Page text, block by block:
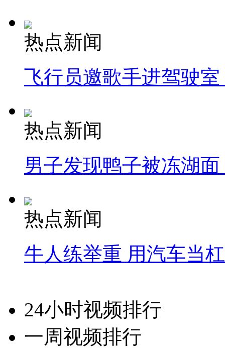
热点新闻
飞行员邀歌手进驾驶
热点新闻
男子发现鸭子被冻湖
热点新闻
牛人练举重 用汽车当
24小时视频排行
一周视频排行